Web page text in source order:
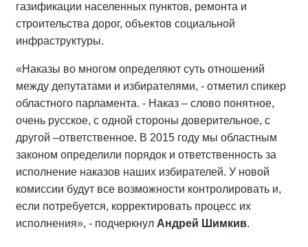
газификации населенных пунктов, ремонта и
строительства дорог, объектов социальной
инфраструктуры.
«Наказы во многом определяют суть отношений
между депутатами и избирателями, - отметил спикер
областного парламента. - Наказ – слово понятное,
очень русское, с одной стороны доверительное, с
другой –ответственное. В 2015 году мы областным
законом определили порядок и ответственность за
исполнение наказов наших избирателей. У новой
комиссии будут все возможности контролировать и,
если потребуется, корректировать процесс их
исполнения», - подчеркнул Андрей Шимкив.